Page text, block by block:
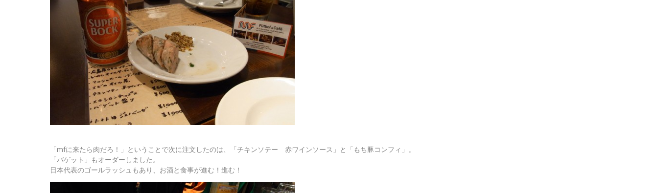
「mfに来たら肉だろ！」ということで次に注文したのは、「チキンソテー 赤ワインソース」と「もち豚コンフィ」。
「バゲット」もオーダーしました。
日本代表のゴールラッシュもあり、お酒と食事が進む！進む！